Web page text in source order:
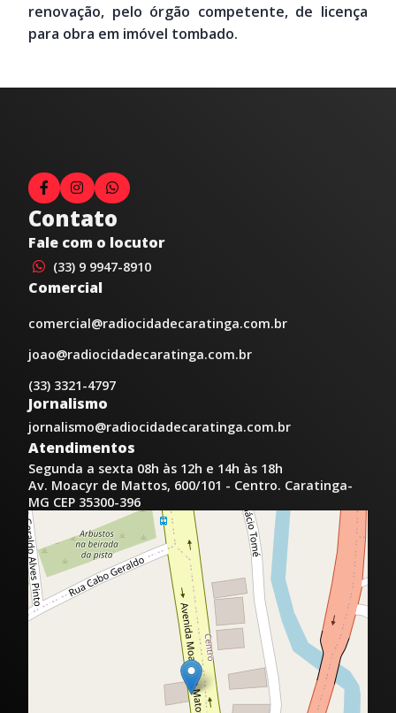
renovação, pelo órgão competente, de licença
para obra em imóvel tombado.
Contato
Fale com o locutor
(33) 9 9947-8910
Comercial
comercial@radiocidadecaratinga.com.br
joao@radiocidadecaratinga.com.br
(33) 3321-4797
Jornalismo
jornalismo@radiocidadecaratinga.com.br
Atendimentos
Segunda a sexta 08h às 12h e 14h às 18h
Av. Moacyr de Mattos, 600/101 - Centro. Caratinga-
MG CEP 35300-396